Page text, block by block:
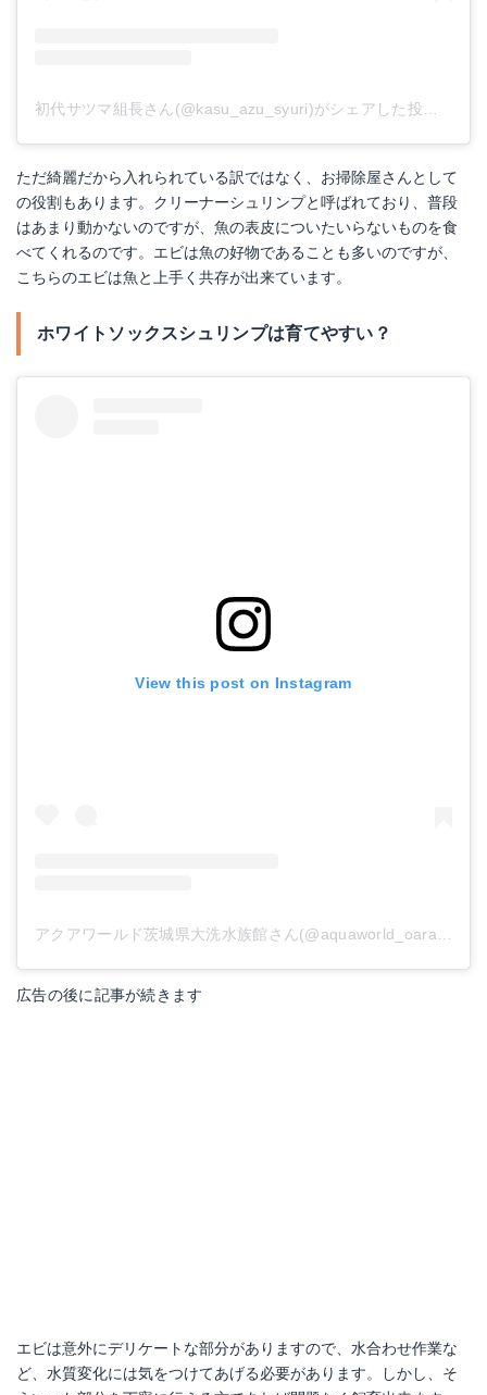
初代サツマ組長さん(@kasu_azu_syuri)がシェアした投稿
ただ綺麗だから入れられている訳ではなく、お掃除屋さんとして
の役割もあります。クリーナーシュリンプと呼ばれており、普段
はあまり動かないのですが、魚の表皮についたいらないものを食
べてくれるのです。エビは魚の好物であることも多いのですが、
こちらのエビは魚と上手く共存が出来ています。
ホワイトソックスシュリンプは育てやすい？
View this post on Instagram
広告の後に記事が続きます
エビは意外にデリケートな部分がありますので、水合わせ作業な
ど、水質変化には気をつけてあげる必要があります。しかし、そ